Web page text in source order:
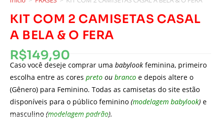
KIT COM 2 CAMISETAS CASAL
A BELA & O FERA
R$149,90
Caso você deseje comprar uma babylook feminina, primeiro
escolha entre as cores preto ou branco e depois altere o
(Gênero) para Feminino. Todas as camisetas do site estão
disponíveis para o público feminino (modelagem babylook) e
masculino (modelagem padrão).